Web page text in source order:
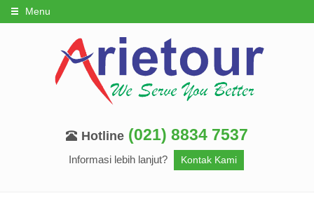
Menu
Hotline (021) 8834 7537
Informasi lebih lanjut? Kontak Kami